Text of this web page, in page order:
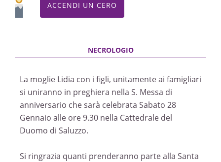
ACCENDI UN CERO
La moglie Lidia con i figli, unitamente ai famigliari
si uniranno in preghiera nella S. Messa di
anniversario che sarà celebrata Sabato 28
Gennaio alle ore 9.30 nella Cattedrale del
Duomo di Saluzzo.
Si ringrazia quanti prenderanno parte alla Santa